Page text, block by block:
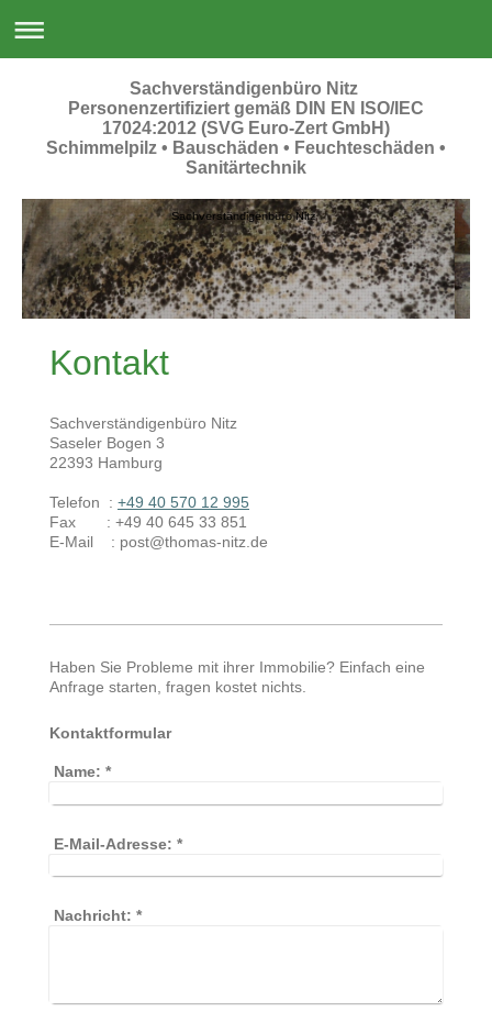
Sachverständigenbüro Nitz
Personenzertifiziert gemäß DIN EN ISO/IEC
17024:2012 (SVG Euro-Zert GmbH)
Schimmelpilz • Bauschäden • Feuchteschäden •
Sanitärtechnik
Sachverständigenbüro Nitz
Kontakt
Sachverständigenbüro Nitz
Saseler Bogen 3
22393 Hamburg
Telefon : +49 40 570 12 995
Fax : +49 40 645 33 851
E-Mail : post@thomas-nitz.de
Haben Sie Probleme mit ihrer Immobilie? Einfach eine
Anfrage starten, fragen kostet nichts.
Kontaktformular
Name: *
E-Mail-Adresse: *
Nachricht: *